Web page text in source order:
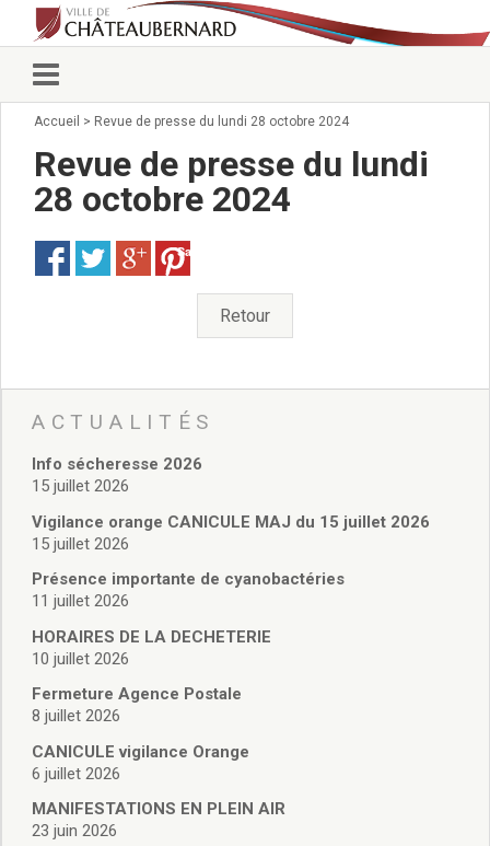
Vie municipale
Conseillers municipaux
Commissions 2026
Arrêtés du Maire
Services municipaux
Pour venir nous voir
administratives
Services Techniques
Affaires Scolaires
Vie associative
Police Municipale/règlementation
Cimetière/réglementation funéraire
Services en ligne
Licences boissons
Cadastre
Actes d’état civil
Budget de Fonctionnement
Budget d’Investissement
Conseils municipaux
Règlement du conseil municipal
Accueil > Revue de presse du lundi 28 octobre 2024
Revue de presse du lundi
28 octobre 2024
Save
Retour
ACTUALITÉS
Info sécheresse 2026
15 juillet 2026
Vigilance orange CANICULE MAJ du 15 juillet 2026
15 juillet 2026
Présence importante de cyanobactéries
11 juillet 2026
HORAIRES DE LA DECHETERIE
10 juillet 2026
Fermeture Agence Postale
8 juillet 2026
CANICULE vigilance Orange
6 juillet 2026
MANIFESTATIONS EN PLEIN AIR
23 juin 2026